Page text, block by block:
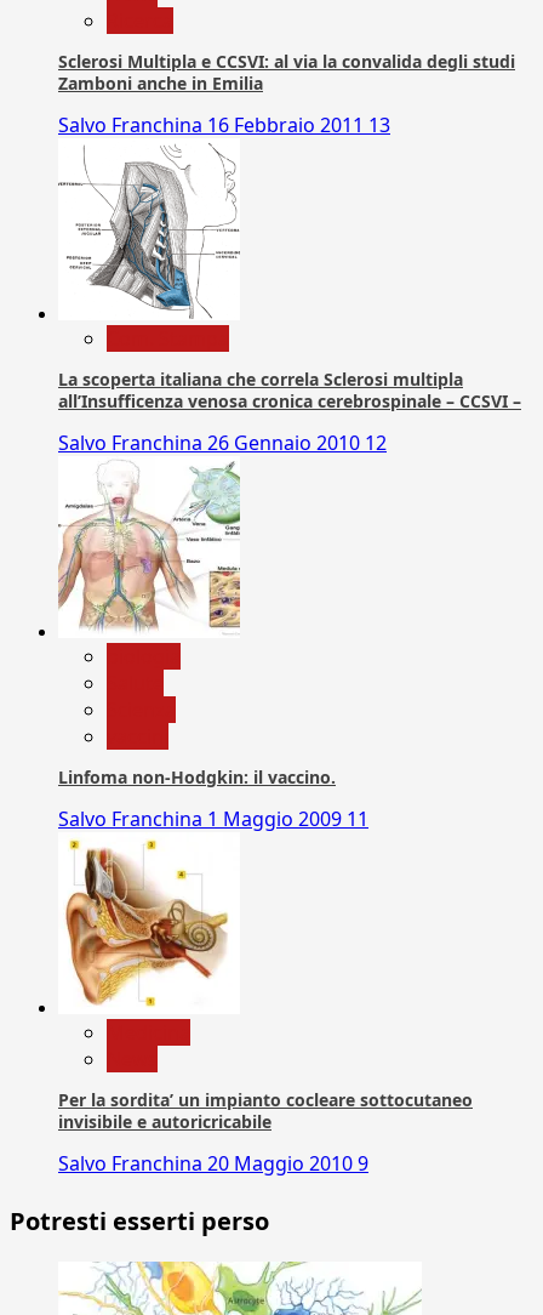
Sclerosi Multipla e CCSVI: al via la convalida degli studi
Zamboni anche in Emilia
Salvo Franchina 16 Febbraio 2011 13
La scoperta italiana che correla Sclerosi multipla
all’Insufficenza venosa cronica cerebrospinale – CCSVI –
Salvo Franchina 26 Gennaio 2010 12
Linfoma non-Hodgkin: il vaccino.
Salvo Franchina 1 Maggio 2009 11
Per la sordita’ un impianto cocleare sottocutaneo
invisibile e autoricricabile
Salvo Franchina 20 Maggio 20109
Potresti esserti perso